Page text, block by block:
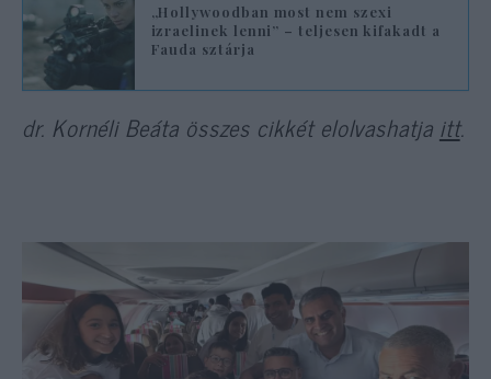
„Hollywoodban most nem szexi
izraelinek lenni” – teljesen kifakadt a
Fauda sztárja
dr. Kornéli Beáta összes cikkét elolvashatja itt.